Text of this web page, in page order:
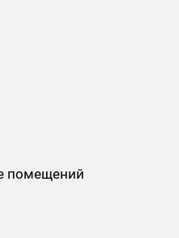
помещений